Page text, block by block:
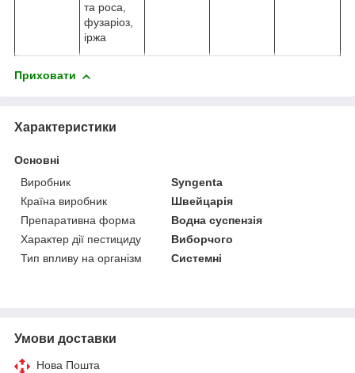
та роса,
фузаріоз,
іржа
Приховати
Характеристики
Основні
Виробник
Syngenta
Країна виробник
Швейцарія
Препаративна форма
Водна суспензія
Характер дії пестициду
Виборчого
Тип впливу на організм
Системні
Умови доставки
Нова Пошта